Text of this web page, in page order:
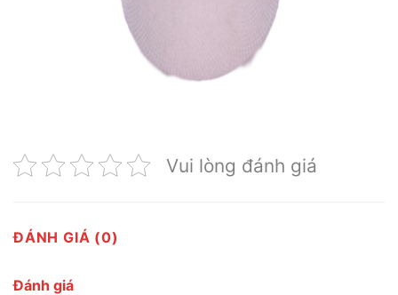
Vui lòng đánh giá
ĐÁNH GIÁ (0)
Đánh giá